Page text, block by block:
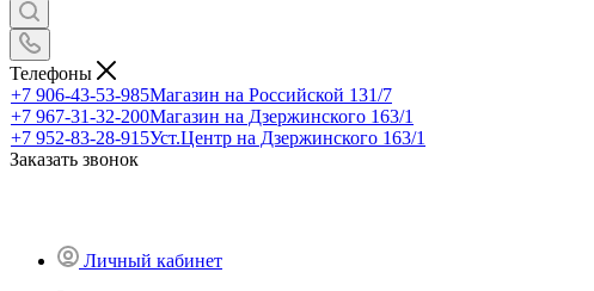
Телефоны
+7 906-43-53-985Магазин на Российской 131/7
+7 967-31-32-200Магазин на Дзержинского 163/1
+7 952-83-28-915Уст.Центр на Дзержинского 163/1
Заказать звонок
Личный кабинет